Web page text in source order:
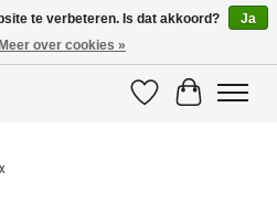
VerlanglijstWinkelwagen
te verbeteren. Is dat akkoord?
Ja
Meer over cookies »